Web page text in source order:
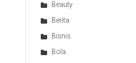
Beauty
Berita
Bisnis
Bola